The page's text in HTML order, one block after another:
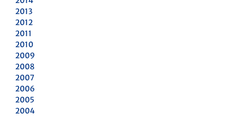
2013
2012
2011
2010
2009
2008
2007
2006
2005
2004